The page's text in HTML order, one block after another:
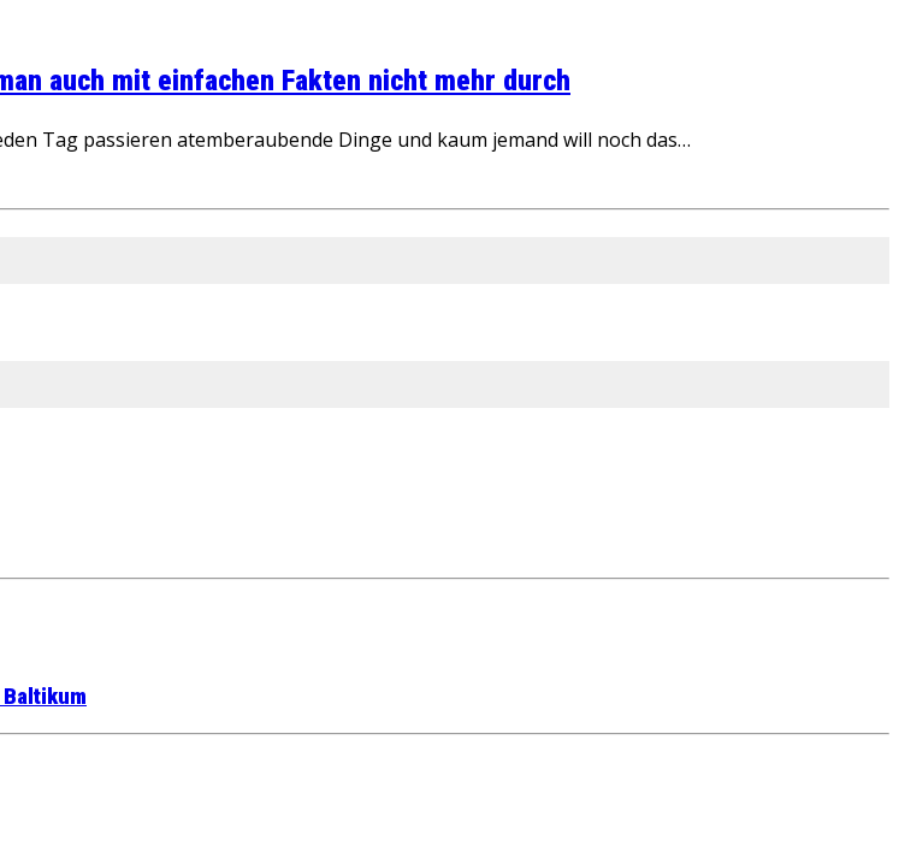
auch mit einfachen Fakten nicht mehr durch
Tag passieren atemberaubende Dinge und kaum jemand will noch das…